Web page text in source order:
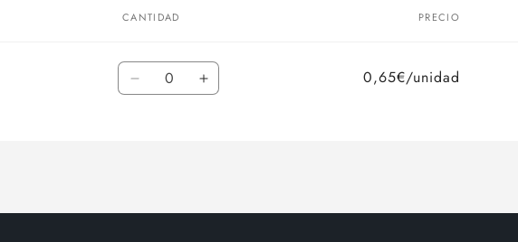
CANTIDAD PRECIO
Cantidad
Reducir
Aumentar
0,65€/unidad